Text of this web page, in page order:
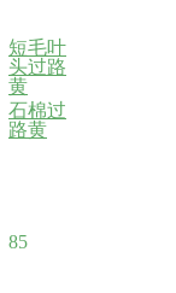
短毛叶
头过路
黄
石棉过
路黄
85